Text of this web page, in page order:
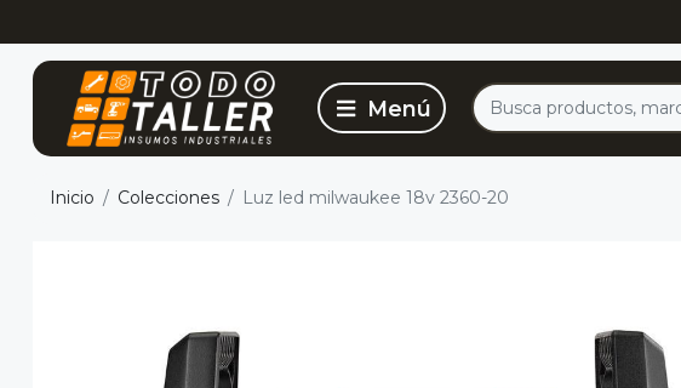
Inicio Colecciones Luz led milwaukee 18v 2360-20